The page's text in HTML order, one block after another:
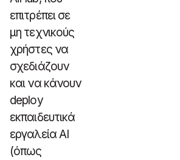
επιτρέπει σε
μη τεχνικούς
χρήστες να
σχεδιάζουν
και να κάνουν
deploy
εκπαιδευτικά
εργαλεία AI
(όπως